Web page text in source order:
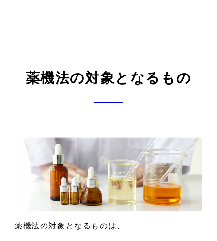
薬機法の対象となるもの
薬機法の対象となるものは、